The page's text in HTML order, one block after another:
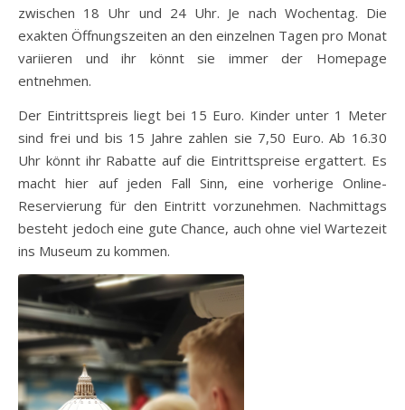
zwischen 18 Uhr und 24 Uhr. Je nach Wochentag. Die
exakten Öffnungszeiten an den einzelnen Tagen pro Monat
variieren und ihr könnt sie immer der Homepage
entnehmen.
Der Eintrittspreis liegt bei 15 Euro. Kinder unter 1 Meter
sind frei und bis 15 Jahre zahlen sie 7,50 Euro. Ab 16.30
Uhr könnt ihr Rabatte auf die Eintrittspreise ergattert. Es
macht hier auf jeden Fall Sinn, eine vorherige Online-
Reservierung für den Eintritt vorzunehmen. Nachmittags
besteht jedoch eine gute Chance, auch ohne viel Wartezeit
ins Museum zu kommen.